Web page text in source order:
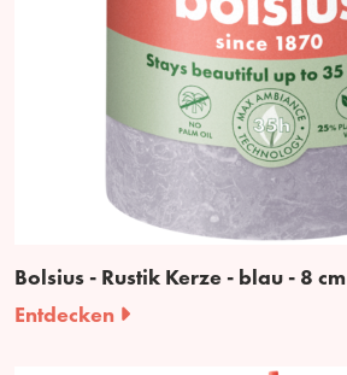
Bolsius - Rustik Kerze - blau - 8 cm
Entdecken